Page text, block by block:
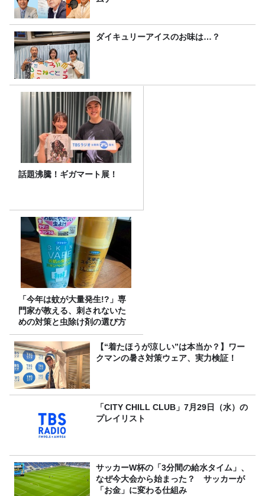
ダイキュリーアイスのお味は…？
話題沸騰！ギガマート展！
「今年は蚊が大量発生!?」専
門家が教える、刺されないた
めの対策と虫除け剤の選び方
【“着たほうが涼しい”は本当か？】ワー
クマンの暑さ対策ウェア、実力検証！
「CITY CHILL CLUB」7月29日（水）の
プレイリスト
サッカーW杯の「3分間の給水タイム」、
なぜ今大会から始まった？ サッカーが
「お金」に変わる仕組み